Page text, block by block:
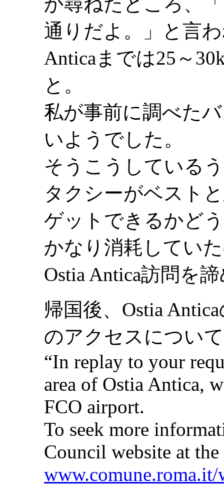
通りだよ。」と言
Anticaまでは25～
と。
私が事前に調べた
いようでした。
そうこうしている
タクシーがベスト
ゲットできるかど
かなり消耗してい
Ostia Antica訪問を
帰国後、Ostia
のアクセスについ
“In replay to your
area of Ostia Antica,
FCO airport.
To seek more
Council website at